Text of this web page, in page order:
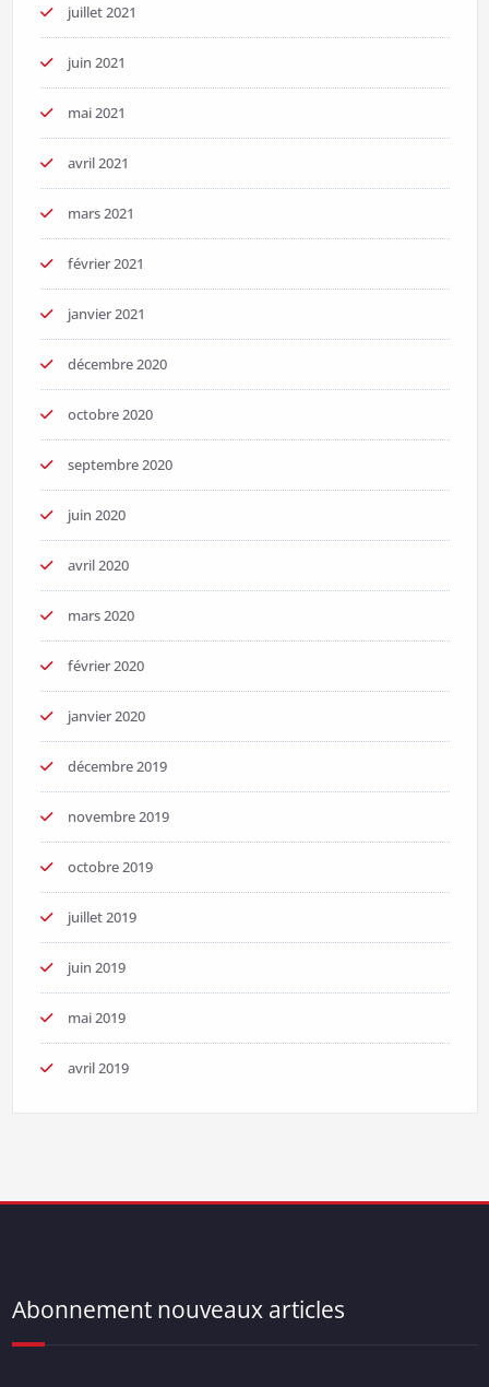
juillet 2021
juin 2021
mai 2021
avril 2021
mars 2021
février 2021
janvier 2021
décembre 2020
octobre 2020
septembre 2020
juin 2020
avril 2020
mars 2020
février 2020
janvier 2020
décembre 2019
novembre 2019
octobre 2019
juillet 2019
juin 2019
mai 2019
avril 2019
Abonnement nouveaux articles